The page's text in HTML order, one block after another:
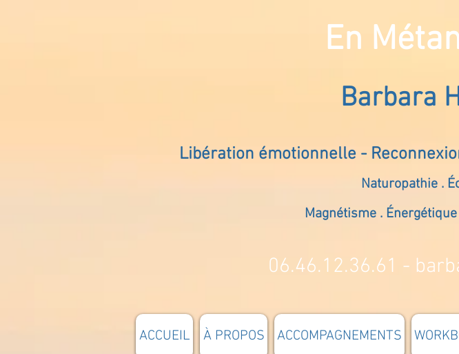
En
Barbara
Libération émotionnelle -
Naturopathie .
Magnétisme .
06.46.12.36.61 -
ACCUEIL À PROPOS ACCOMPAGNEMENTS